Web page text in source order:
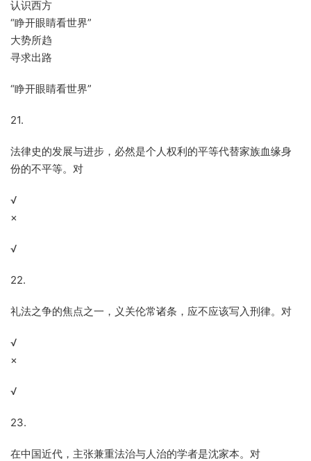
认识西方
“睁开眼睛看世界”
大势所趋
寻求出路
“睁开眼睛看世界”
21.
法律史的发展与进步，必然是个人权利的平等代替家族血缘身
份的不平等。对
√
×
√
22.
礼法之争的焦点之一，义关伦常诸条，应不应该写入刑律。对
√
×
√
23.
在中国近代，主张兼重法治与人治的学者是沈家本。对